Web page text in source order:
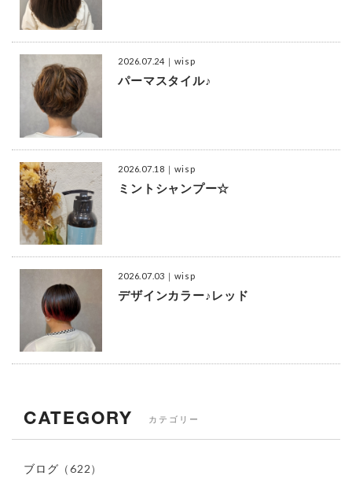
2026.07.24 ｜wisp
パーマスタイル♪
2026.07.18 ｜wisp
ミントシャンプー☆
2026.07.03 ｜wisp
デザインカラー♪レッド
CATEGORY カテゴリー
ブログ （622）